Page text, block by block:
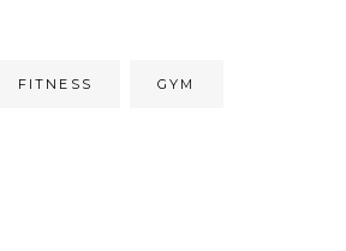
FITNESS GYM